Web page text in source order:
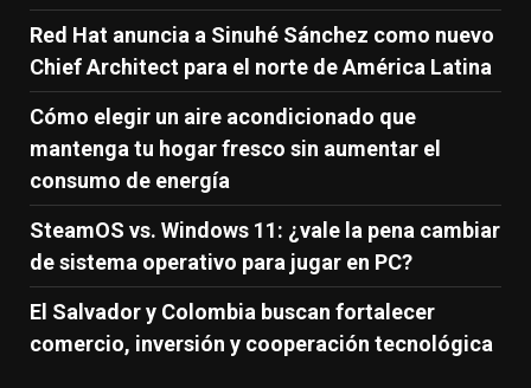
Red Hat anuncia a Sinuhé Sánchez como nuevo
Chief Architect para el norte de América Latina
Cómo elegir un aire acondicionado que
mantenga tu hogar fresco sin aumentar el
consumo de energía
SteamOS vs. Windows 11: ¿vale la pena cambiar
de sistema operativo para jugar en PC?
El Salvador y Colombia buscan fortalecer
comercio, inversión y cooperación tecnológica